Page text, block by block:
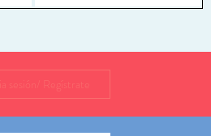
sesión/ Regístrate